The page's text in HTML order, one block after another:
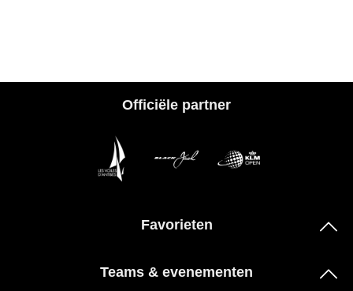
Officiële partner
Favorieten
Teams & evenementen